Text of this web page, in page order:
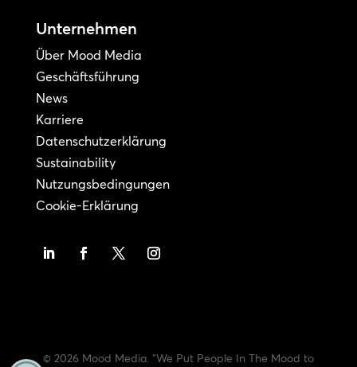
Unternehmen
Über Mood Media
Geschäftsführung
News
Karriere
Datenschutzerklärung
Sustainability
Nutzungsbedingungen
Cookie-Erklärung
© 2026 Mood Media. "We Put People In The Mood to